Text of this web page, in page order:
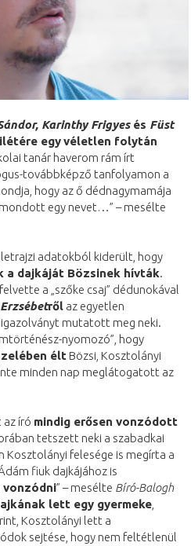
Karinthy Frigyesés Füst
egyvéletlen folytán
tanár haverom rám írt
továbbképző tanfolyamon a
hogy az ő dédnagymamája
egy nevet…” – mesélte
adatokból kiderült, hogy
a dajkáját Bözsinek hívták.
a „szőke csaj” dédunokával
ről az egyetlen
mutatott meg neki.
nyomozó”, hogy
élt Bözsi, Kosztolányi
minden nap meglátogatott az
író mindig erősen vonzódott
tetszett neki a szabadkai
Kosztolányi felesége is megírta a
fiuk dajkájához is
vonzódni” – mesélte Bíró-Balogh
lett egy gyermeke,
Kosztolányi lett a
sejtése, hogy nem feltétlenül